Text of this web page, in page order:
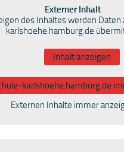
Externer Inhalt
des Inhaltes werden Daten
karlshoehe.hamburg.de
Inhalt anzeigen
karlshoehe.hamburg.de
Externen Inhalte immer